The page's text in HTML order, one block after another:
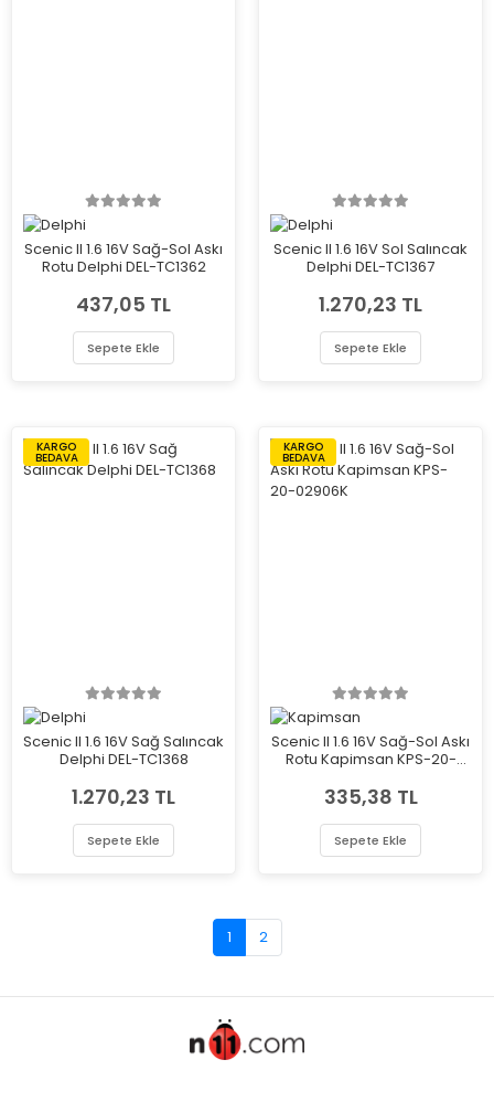
Scenic II 1.6 16V Sağ-Sol Askı
Rotu Delphi DEL-TC1362
437,05 TL
Sepete Ekle
Scenic II 1.6 16V Sol Salıncak
Delphi DEL-TC1367
1.270,23 TL
Sepete Ekle
KARGO
BEDAVA
Scenic II 1.6 16V Sağ Salıncak
Delphi DEL-TC1368
1.270,23 TL
Sepete Ekle
KARGO
BEDAVA
Scenic II 1.6 16V Sağ-Sol Askı
Rotu Kapimsan KPS-20-
335,38 TL
Sepete Ekle
1 2